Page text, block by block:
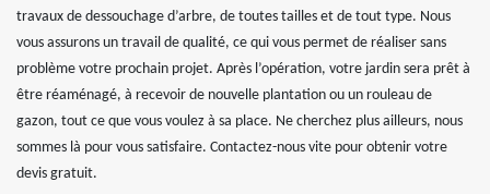
travaux de dessouchage d’arbre, de toutes tailles et de tout type. Nous
vous assurons un travail de qualité, ce qui vous permet de réaliser sans
problème votre prochain projet. Après l’opération, votre jardin sera prêt à
être réaménagé, à recevoir de nouvelle plantation ou un rouleau de
gazon, tout ce que vous voulez à sa place. Ne cherchez plus ailleurs, nous
sommes là pour vous satisfaire. Contactez-nous vite pour obtenir votre
devis gratuit.